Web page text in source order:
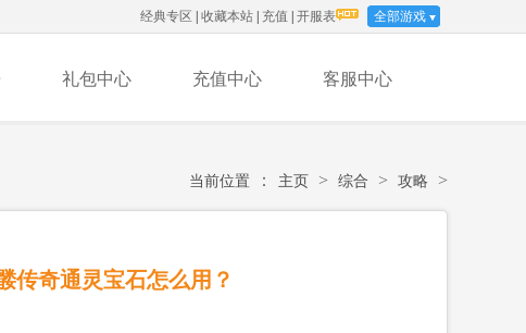
经典专区 收藏本站 充值 开服表 全部游戏
礼包中心 充值中心 客服中心
当前位置 ： 主页 > 综合 > 攻略 >
传奇通灵宝石怎么用？